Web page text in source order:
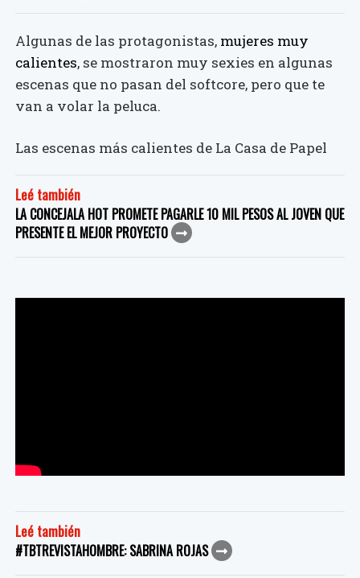
Algunas de las protagonistas, mujeres muy
calientes, se mostraron muy sexies en algunas
escenas que no pasan del softcore, pero que te
van a volar la peluca.
Las escenas más calientes de La Casa de Papel
Leé también
LA CONCEJALA HOT PROMETE PAGARLE 10 MIL PESOS AL JOVEN QUE
PRESENTE EL MEJOR PROYECTO
Leé también
#TBTREVISTAHOMBRE: SABRINA ROJAS